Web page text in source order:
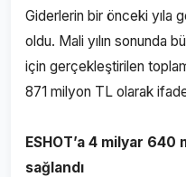
Giderlerin bir önceki yıla
oldu. Mali yılın sonunda
için gerçekleştirilen
871 milyon TL olarak
ESHOT’a 4 milyar
sağlandı